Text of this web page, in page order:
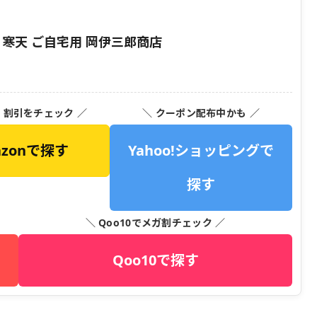
天 ご自宅用 岡伊三郎商店
引をチェック ／
で探す
＼ クーポン配布中かも ／
Yahoo!ショッピングで
探す
＼ Qoo10でメガ割チェック ／
Qoo10で探す